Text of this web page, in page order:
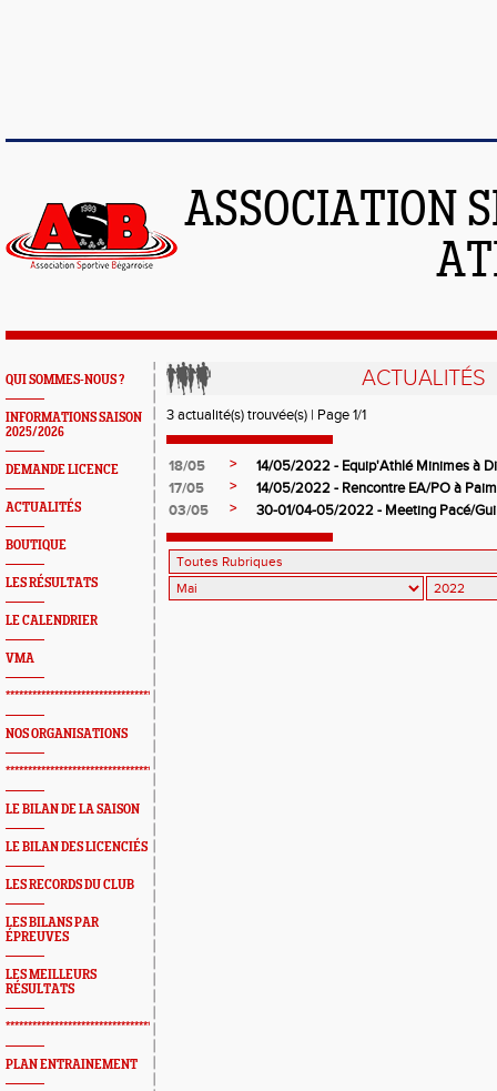
ASSOCIATION
QUI SOMMES-NOUS ?
INFORMATIONS SAISON
2025/2026
DEMANDE LICENCE
ACTUALITÉS
BOUTIQUE
LES RÉSULTATS
LE CALENDRIER
VMA
*************************************************
NOS ORGANISATIONS
*************************************************
LE BILAN DE LA SAISON
LE BILAN DES LICENCIÉS
LES RECORDS DU CLUB
LES BILANS PAR
ÉPREUVES
LES MEILLEURS
RÉSULTATS
*************************************************
PLAN ENTRAINEMENT
ACTUALITÉS
3 actualité(s) trouvée(s) | Page 1/1
18/05 >
14/05/2022 - Equip'Athlé Minimes à
17/05
>
14/05/2022 - Rencontre EA/PO à
03/05
> 30-01/04-05/2022 - Meeting Pacé/